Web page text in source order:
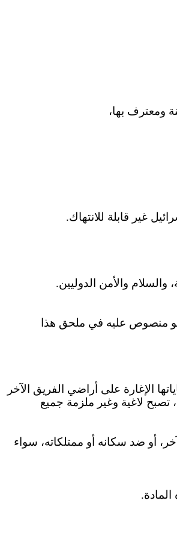
ومعترف بها،
غير قابلة للانتهاك.
والسلام والأمن الدوليين.
هو منصوص عليه في ملحق هذا
الإغارة على أراضي الفريق الآخر
تصبح لاغية وغير ملزمة جميع
أو ضد سكانه أو ممتلكاته، سواء